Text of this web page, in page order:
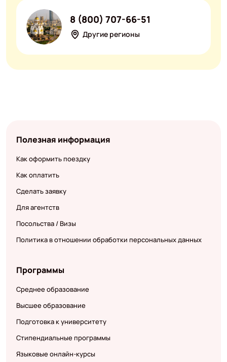
Другие регионы
8 (800) 707-66-51
Полезная информация
Как оформить поездку
Как оплатить
Сделать заявку
Для агентств
Посольства / Визы
Политика в отношении обработки персональных данных
Программы
Среднее образование
Высшее образование
Подготовка к университету
Стипендиальные программы
Языковые онлайн-курсы